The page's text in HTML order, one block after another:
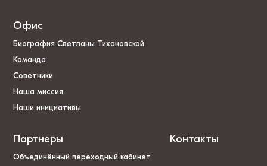
Офис
Биография Светланы Тихановской
Команда
Советники
Наша миссия
Наши инициативы
Партнеры
Объединённый переходный кабинет
Контакты